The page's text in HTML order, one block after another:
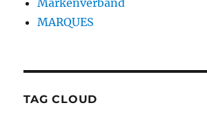
Markenverband
MARQUES
TAG CLOUD